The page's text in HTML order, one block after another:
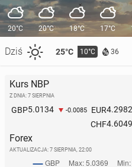
20°C
Dziś 25°C 10°C 36
20°C 18°C 17°C
Kurs NBP
Z DNIA: 7 SIERPNIA
GBP5.0134 -0.0085 EUR4.2982
CHF4.6049
Forex
AKTUALIZACJA: 7 SIERPNIA, 22:00